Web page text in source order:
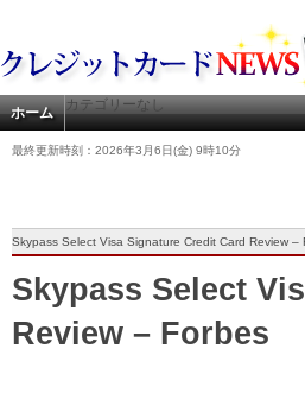
ホーム カテゴリーなし
最終更新時刻：2026年3月6日(金) 9時10分
Skypass Select Visa Signature Credit Card Review –
Skypass Select
Review – Forbes